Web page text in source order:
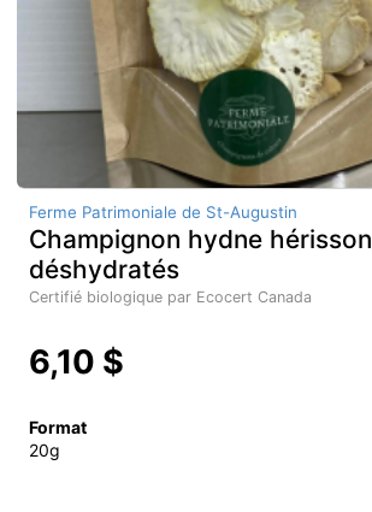
Ferme Patrimoniale de St-Augustin
Champignon hydne hérisson
déshydratés
Certifié biologique par Ecocert Canada
6,10 $
Format
20g